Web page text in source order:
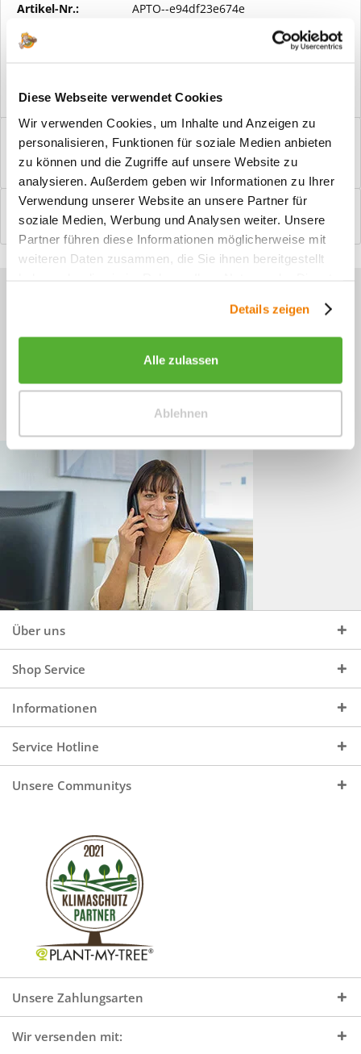
Diese Webseite verwendet Cookies
Wir verwenden Cookies, um Inhalte und Anzeigen zu
personalisieren, Funktionen für soziale Medien anbieten
zu können und die Zugriffe auf unsere Website zu
analysieren. Außerdem geben wir Informationen zu Ihrer
Verwendung unserer Website an unsere Partner für
soziale Medien, Werbung und Analysen weiter. Unsere
Partner führen diese Informationen möglicherweise mit
weiteren Daten zusammen, die Sie ihnen bereitgestellt
Details zeigen
Alle zulassen
Ablehnen
Artikel-Nr.: APTO--e94df23e674e
Vorteile
Windfangelemente online am Bildschirm konfigurieren und
einbaufertig bestellen. In wenigen...
Bewertungen
0
Bewertungen lesen, schreiben und diskutieren...mehr
Sie haben Fragen zu unseren
+49 (0)4244 965 34 04
Mo - Do, 09:00 - 16:00 Uhr
und Fr, 09:00 - 13:00 Uhr
Über uns
Shop Service
Informationen
Service Hotline
Unsere Communitys
Unsere Zahlungsarten
Wir versenden mit: